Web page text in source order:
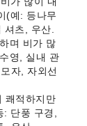
(예: 등나무
츠, 우산.
며 비가 많
영, 실내 관
자, 자외선
쾌적하지만
단풍 구경,